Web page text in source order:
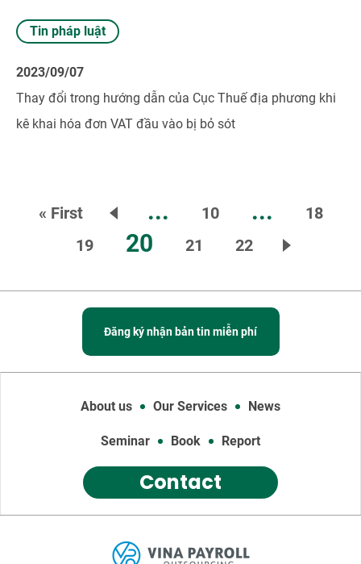
Tin pháp luật
2023/09/07
Thay đổi trong hướng dẫn của Cục Thuế địa phương khi
kê khai hóa đơn VAT đầu vào bị bỏ sót
« First ... 10 ...
18
19
20 21 22
Đăng ký nhận bản tin miễn phí
About us Our Services News
Seminar Book Report
Contact